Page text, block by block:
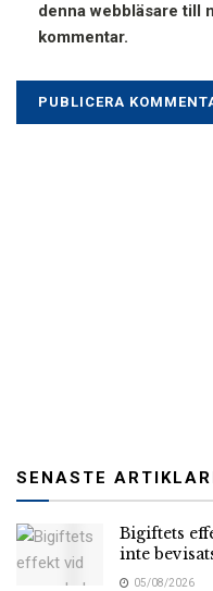
denna webbläsare till
kommentar.
SENASTE
Bigiftets
inte
05/08/2026